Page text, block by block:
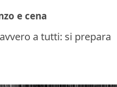
e cena
a tutti: si prepara